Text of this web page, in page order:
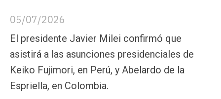
El presidente Javier Milei confirmó que
asistirá a las asunciones presidenciales de
Keiko Fujimori, en Perú, y Abelardo de la
Espriella, en Colombia.
05/07/2026